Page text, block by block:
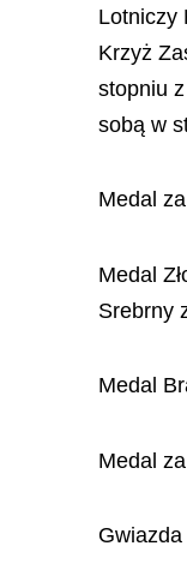
Lotniczy
Krzyż
stopniu
sobą w
Medal
Medal
Srebrny
Medal
Medal
Gwiazda